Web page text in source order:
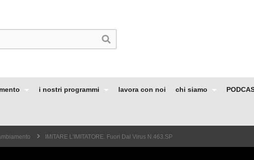
i nostri programmi lavora con noi chi siamo
IMITARE L'IMITATORE. Fuori Dal Virus N.463.SP